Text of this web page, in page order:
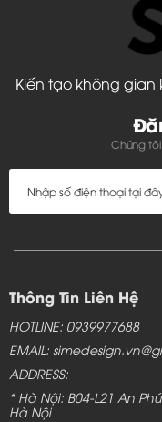
Kiến tạo không gian
Chúng
Thông Tin Liên Hệ
HOTLINE: 0939977688
EMAIL:
ADDRESS:
* Hà Nội: B04-L21 An
Hà Nội